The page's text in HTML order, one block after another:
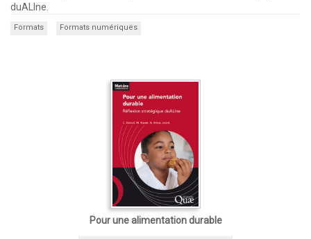
duALIne.
Formats Formats numériques
Pour une alimentation durable